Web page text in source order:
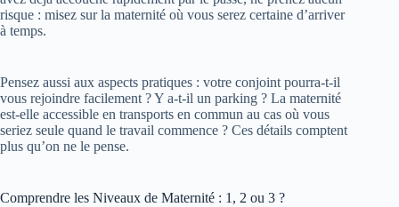
risque : misez sur la maternité où vous serez certaine d’arriver
à temps.
Pensez aussi aux aspects pratiques : votre conjoint pourra-t-il
vous rejoindre facilement ? Y a-t-il un parking ? La maternité
est-elle accessible en transports en commun au cas où vous
seriez seule quand le travail commence ? Ces détails comptent
plus qu’on ne le pense.
Comprendre les Niveaux de Maternité : 1, 2 ou 3 ?